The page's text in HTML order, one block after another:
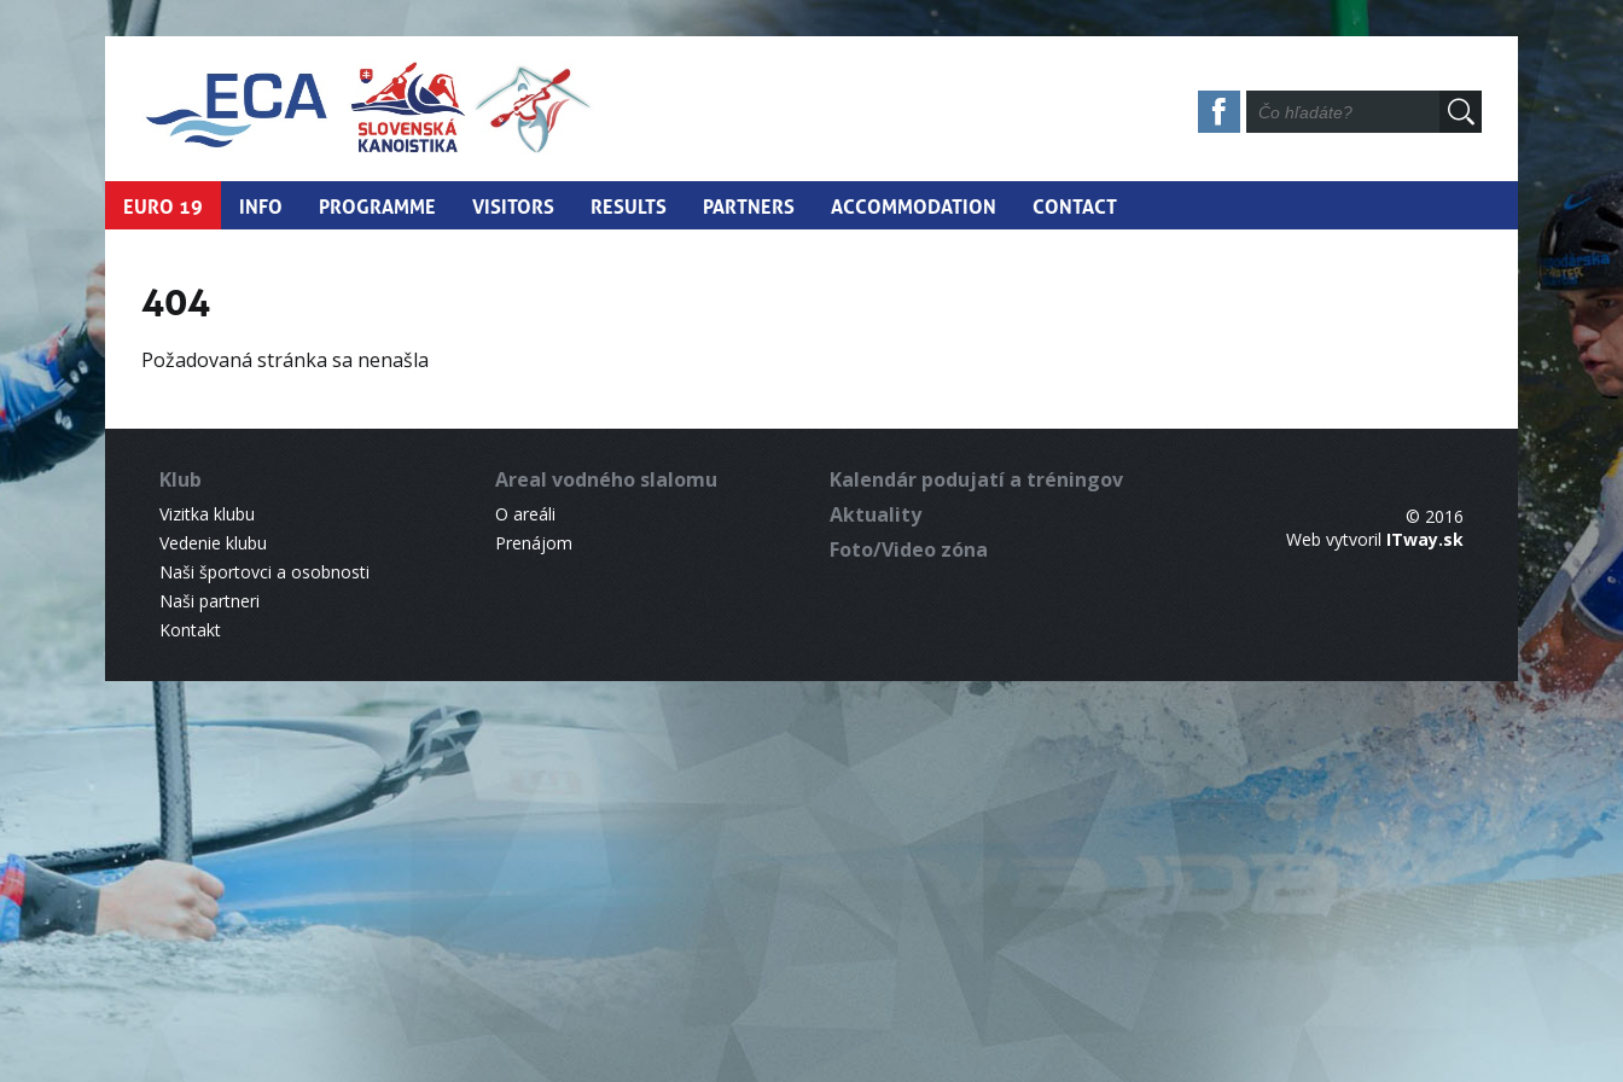
EURO 19 INFO PROGRAMME VISITORS RESULTS PARTNERS ACCOMMODATION CONTACT
404
Požadovaná stránka sa nenašla
Klub
Vizitka klubu
Vedenie klubu
Naši športovci a osobnosti
Naši partneri
Kontakt
Areal vodného slalomu
O areáli
Prenájom
Kalendár podujatí a tréningov
Aktuality
Foto/Video zóna
© 2016
Web vytvoril ITway.sk